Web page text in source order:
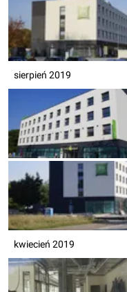
sierpień 2019
kwiecień 2019